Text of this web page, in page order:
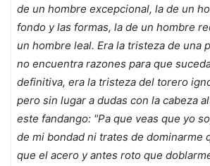
de un hombre excepcional, la de un
fondo y las formas, la de un hombre
un hombre leal. Era la tristeza de una
no encuentra razones para que
definitiva, era la tristeza del torero
pero sin lugar a dudas con la cabeza
este fandango: "Pa que veas que yo
de mi bondad ni trates de dominarme
que el acero y antes roto que